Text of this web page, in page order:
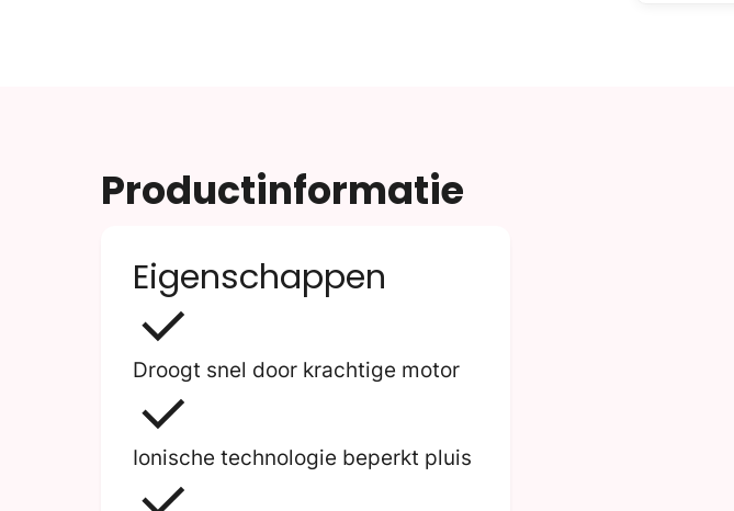
Productinformatie
Eigenschappen
Droogt snel door krachtige motor
Ionische technologie beperkt pluis